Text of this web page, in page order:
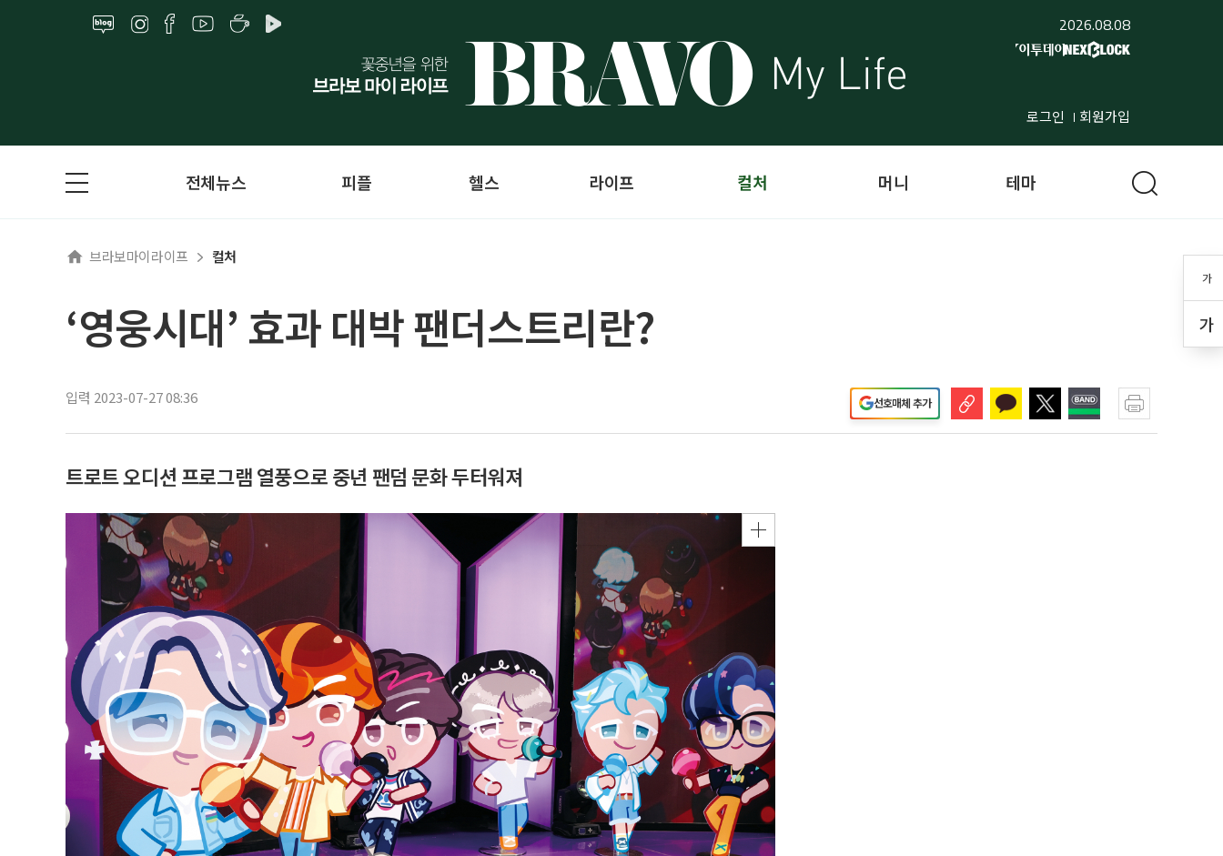
2026.08.08
로그인 회원가입
가
가
전체뉴스 피플 헬스 라이프 컬처 머니 테마
브라보마이라이프 컬처
‘영웅시대’ 효과 대박 팬더스트리란?
입력 2023-07-27 08:36 선호매체 추가
트로트 오디션 프로그램 열풍으로 중년 팬덤 문화 두터워져